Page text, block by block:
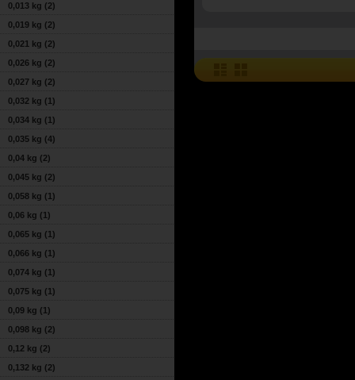
0,013 kg (2)
0,019 kg (2)
0,021 kg (2)
0,026 kg (2)
0,027 kg (2)
0,032 kg (1)
0,034 kg (1)
0,035 kg (4)
0,04 kg (2)
0,045 kg (2)
0,058 kg (1)
0,06 kg (1)
0,065 kg (1)
0,066 kg (1)
0,074 kg (1)
0,075 kg (1)
0,09 kg (1)
0,098 kg (2)
0,12 kg (2)
0,132 kg (2)